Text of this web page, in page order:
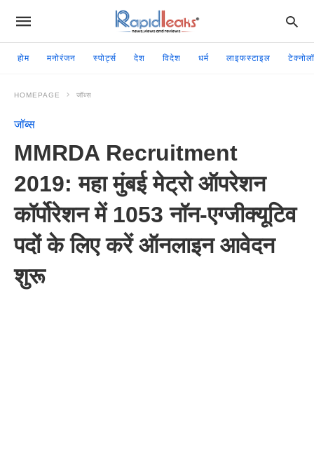
होम मनोरंजन स्पोर्ट्स देश विदेश धर्म लाइफस्टाइल
HOMEPAGE जॉब्स
जॉब्स
MMRDA Recruitment
2019: महा मुंबई मेट्रो ऑपरेशन
कॉर्पोरेशन में 1053 नॉन-एग्जीक्यूटिव
पदों के लिए करें ऑनलाइन आवेदन
शुरू